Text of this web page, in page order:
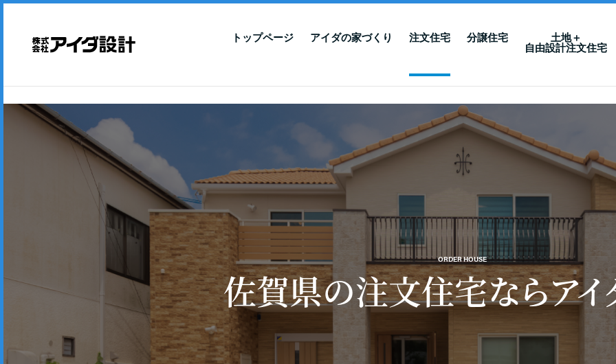
トップページ アイダの家づくり 注文住宅 分譲住宅
土地＋
自由設計注文住宅
ORDER HOUSE
佐賀県の注文住宅ならア